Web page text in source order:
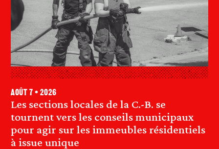
Les sections locales de la C.-B. se
tournent vers les conseils municipaux
pour agir sur les immeubles résidentiels
à issue unique
août 7 • 2026